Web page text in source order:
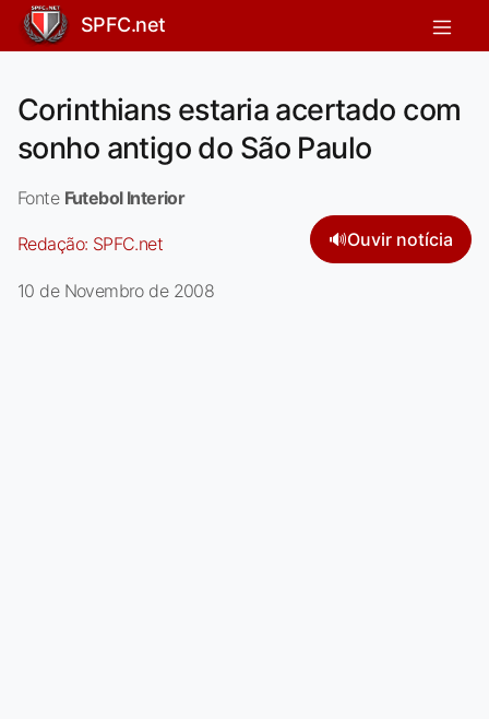
SPFC.net
Corinthians estaria acertado com
sonho antigo do São Paulo
Fonte Futebol Interior
Redação: SPFC.net 🔊Ouvir notícia
10 de Novembro de 2008